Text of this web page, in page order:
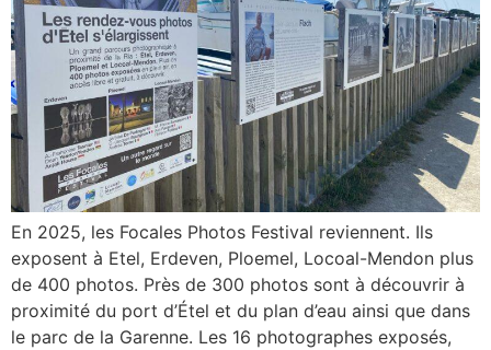
En 2025, les Focales Photos Festival reviennent. Ils
exposent à Etel, Erdeven, Ploemel, Locoal-Mendon plus
de 400 photos. Près de 300 photos sont à découvrir à
proximité du port d’Étel et du plan d’eau ainsi que dans
le parc de la Garenne. Les 16 photographes exposés,